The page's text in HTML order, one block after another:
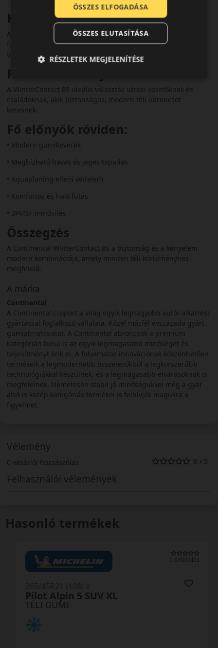
Komfort és zajszint
Az optimalizált mintázat alacsony zajszinttel és kényelmes
futással párosul, így hosszabb utak során is komfortos
vezetést kínál.
Felhasználási ajánlás
A WinterContact 8S ideális választás városi vezetőknek és
családoknak, akik biztonságos, modern téli abroncsot
keresnek.
Fő előnyök röviden:
• Modern gumikeverék
• Megbízható havas és jeges tapadás
• Aquaplaning elleni védelem
• Komfortos és halk futás
• 3PMSF minősítés
Összegzés
A Continental WinterContact 8S a biztonság és a kényelem
modern kombinációja, amely minden téli körülményhez
megfelelő.
A márka
Continental
A Continental csoport a világ egyik legnagyobb autói-alkatrész
gyártással foglalkozó vállalata. Közel másfél évszázada gyárt
gumiabroncsokat. A Continental abroncsok a prémium
kategórián belül is az egyik legmagasabb minőséget és
teljesítményt érik el. A folyamatos innovációnak köszönhetően
termékeik a legmodernebb összetevőkből a legkorszerűbb
technológiákkal készülnek, és a legmagasabb elvárásoknak is
megfelelnek. Németesen stabil jó minőségükkel még a gyár
alsó is közép kategóriás termékei is felhívják magukra a
figyelmet.
Vélemény
0 vásárlói hozzászólás 0 / 5
Felhasználói vélemények
Hasonló termékek
0 értékelés
TÉLI GUMI
Pilot Alpin 5 SUV XL
ÖSSZES ELFOGADÁSA
ÖSSZES ELUTASÍTÁSA
RÉSZLETEK MEGJELENÍTÉSE